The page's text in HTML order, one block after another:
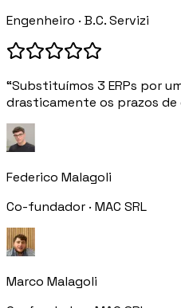
Engenheiro · B.C. Servizi
“Substituímos 3 ERPs por
drasticamente os prazos
Federico Malagoli
Co-fundador · MAC SRL
Marco Malagoli